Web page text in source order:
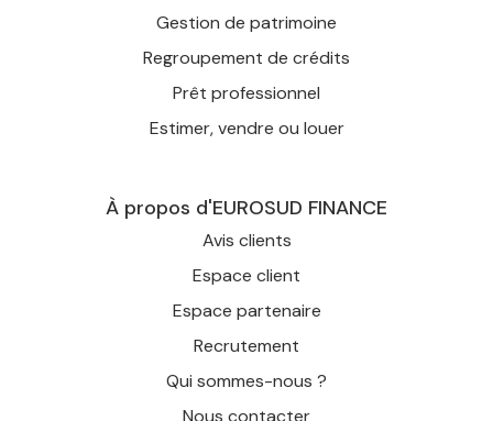
Gestion de patrimoine
Regroupement de crédits
Prêt professionnel
Estimer, vendre ou louer
À propos d'EUROSUD FINANCE
Avis clients
Espace client
Espace partenaire
Recrutement
Qui sommes-nous ?
Nous contacter